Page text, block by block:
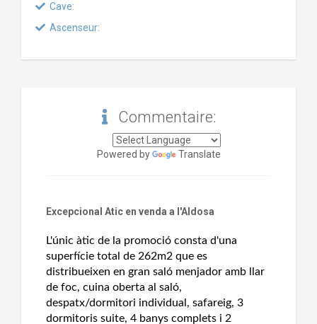
Cave:
Ascenseur:
Commentaire:
Powered by Translate
Excepcional Atic en venda a l'Aldosa
L'únic àtic de la promoció consta d'una
superfície total de 262m2 que es
distribueixen en gran saló menjador amb llar
de foc, cuina oberta al saló,
despatx/dormitori individual, safareig, 3
dormitoris suite, 4 banys complets i 2